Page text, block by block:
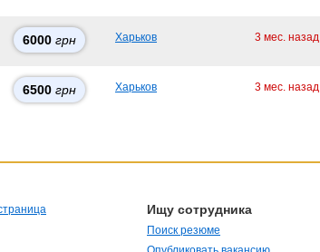
6000 грн Харьков 3 мес. назад
6500 грн Харьков 3 мес. назад
Ищу сотрудника
Поиск резюме